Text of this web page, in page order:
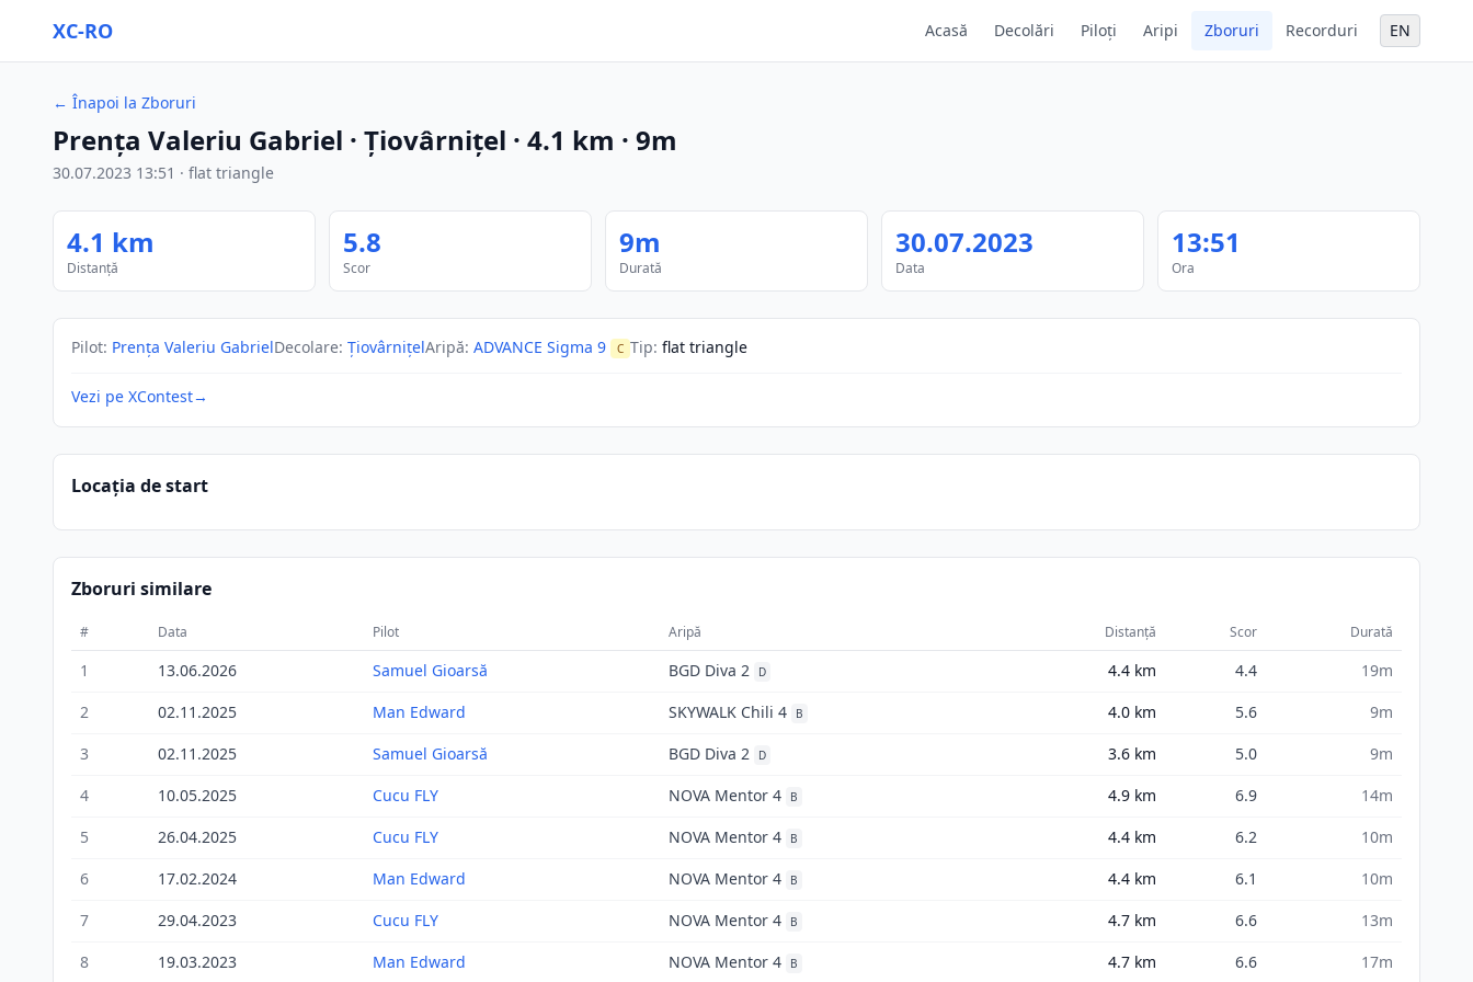
XC-RO Acasă Decolări Piloți Aripi Zboruri Recorduri EN
← Înapoi la Zboruri
Prența Valeriu Gabriel · Țiovârnițel · 4.1 km · 9m
30.07.2023 13:51 · flat triangle
4.1 km
Distanță
5.8
Scor
9m
Durată
30.07.2023
Data
13:51
Ora
Pilot: Prența Valeriu GabrielDecolare: ȚiovârnițelAripă: ADVANCE Sigma 9 C Tip: flat triangle
Vezi pe XContest→
Locația de start
Zboruri similare
# Data Pilot Aripă Distanță Scor Durată
1 13.06.2026 Samuel Gioarsă BGD Diva 2 D 4.4 km 4.4
19m
2
02.11.2025 Man Edward SKYWALK Chili 4 B 4.0 km 5.6
9m
3
02.11.2025 Samuel Gioarsă BGD Diva 2 D 3.6 km 5.0
9m
4
10.05.2025 Cucu FLY NOVA Mentor 4 B 4.9 km 6.9
14m
5
26.04.2025 Cucu FLY NOVA Mentor 4 B 4.4 km 6.2
10m
6
17.02.2024 Man Edward NOVA Mentor 4 B 4.4 km 6.1
10m
7
29.04.2023 Cucu FLY NOVA Mentor 4 B 4.7 km 6.6
13m
8
19.03.2023 Man Edward NOVA Mentor 4 B 4.7 km 6.6 17m